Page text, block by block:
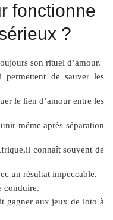
fonctionne
?
son rituel d’amour.
permettent de sauver les
le lien d’amour entre les
même après séparation
connaît souvent de
un résultat impeccable.
conduire.
gagner aux jeux de loto à